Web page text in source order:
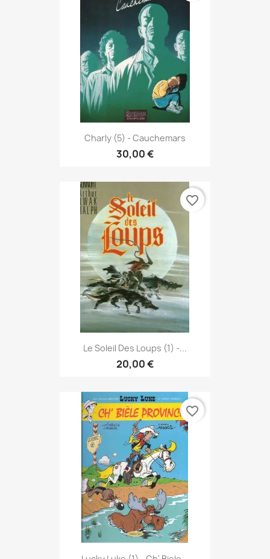
Charly (5) - Cauchemars
30,00 €
Le Soleil Des Loups (1) -...
20,00 €
favorite_border
favorite_border